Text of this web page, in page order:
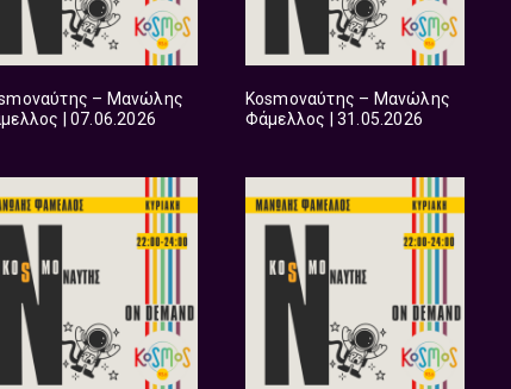
– Μανώλης
| 07.06.2026
Kosmoναύτης – Μανώλης
Φάμελλος | 31.05.2026